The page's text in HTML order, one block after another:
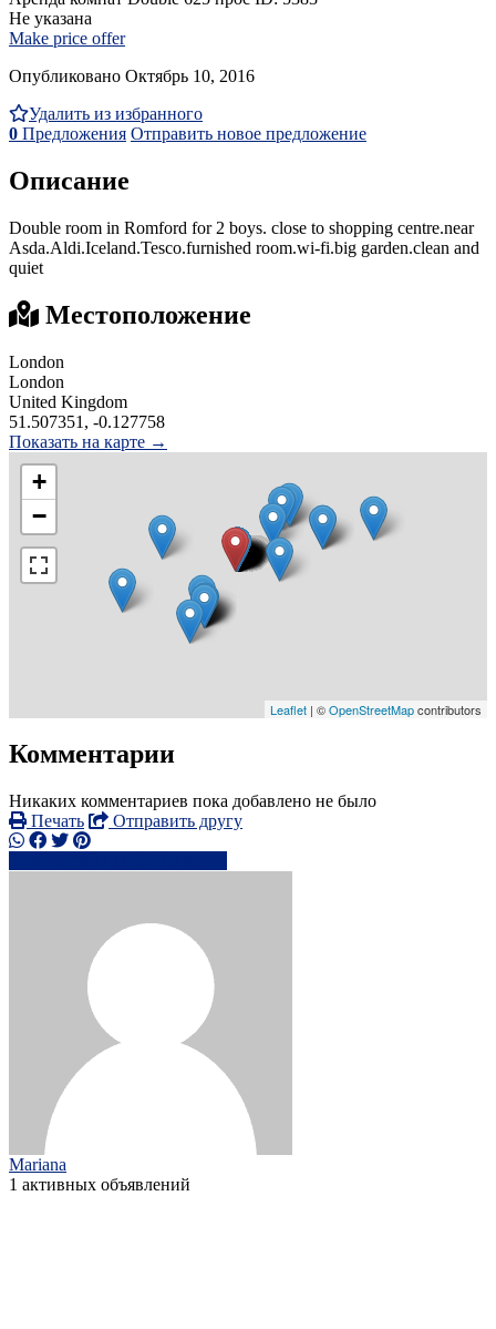
Не указана
Make price offer
Опубликовано Октябрь 10, 2016
Удалить из избранного
0 Предложения Отправить новое предложение
Описание
Double room in Romford for 2 boys. close to shopping centre.near
Asda.Aldi.Iceland.Tesco.furnished room.wi-fi.big garden.clean and
quiet
Местоположение
London
London
United Kingdom
51.507351, -0.127758
Показать на карте →
+
−
Leaflet | ©OpenStreetMapcontributors
Комментарии
Никаких комментариев пока добавлено не было
Печать
Отправить другу
Mariana
1 активных объявлений